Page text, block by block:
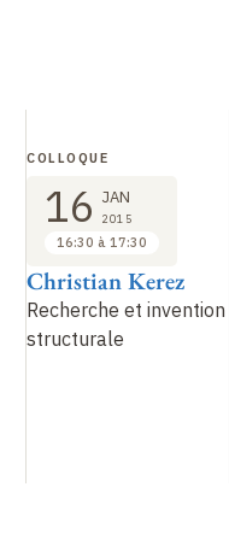
Recherche et invention
structurale
Christian Kerez
COLLOQUE
16 JAN
2015
16:30 à 17:30